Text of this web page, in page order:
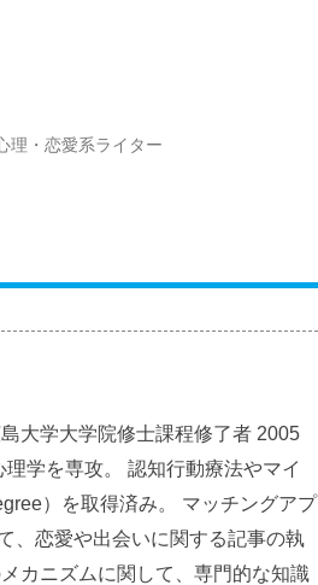
理・恋愛系ライター
大学大学院修士課程修了者 2005
学を専攻。 認知行動療法やマイ
）を取得済み。 マッチングアプ
、恋愛や出会いに関する記事の執
カニズムに関して、専門的な知識